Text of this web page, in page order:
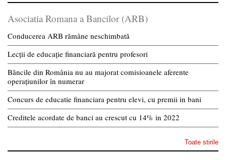
Asociatia Romana a Bancilor (ARB)
Conducerea ARB rămâne neschimbată
Lecții de educație financiară pentru profesori
Băncile din România nu au majorat comisioanele aferente
operațiunilor în numerar
Concurs de educatie financiara pentru elevi, cu premii in bani
Creditele acordate de banci au crescut cu 14% in 2022
Toate stirile